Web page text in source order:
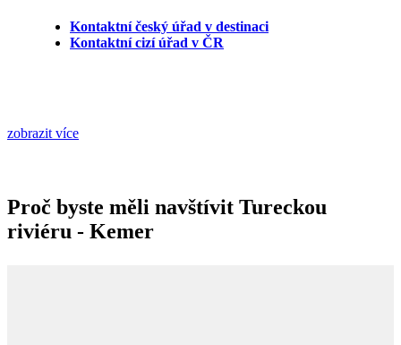
Kontaktní český úřad v destinaci
Kontaktní cizí úřad v ČR
zobrazit více
Proč byste měli navštívit Tureckou
riviéru - Kemer